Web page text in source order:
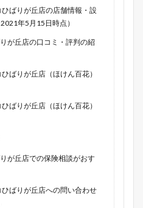
ばりが丘店の店舗情報・設
年5月15日時点）
が丘店の口コミ・評判の紹
ばりが丘店（ほけん百花）
ばりが丘店（ほけん百花）
が丘店での保険相談がおす
ばりが丘店への問い合わせ